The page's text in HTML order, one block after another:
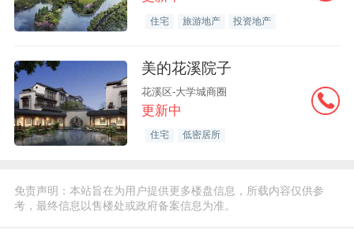
住宅 旅游地产 投资地产
美的花溪院子
花溪区-大学城商圈
更新中
住宅 低密居所
免责声明：本站旨在为用户提供更多楼盘信息，所载内容仅供参
考，最终信息以售楼处或政府备案信息为准。